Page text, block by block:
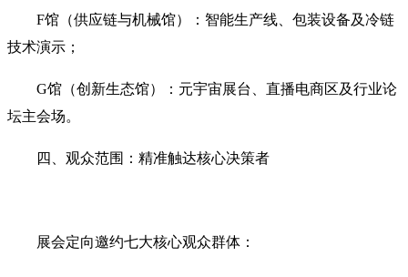
F馆（供应链与机械馆）‌：智能生产线、包装设备及冷链
技术演示；
G馆（创新生态馆）‌：元宇宙展台、直播电商区及行业论
坛主会场。
四、观众范围：精准触达核心决策者‌
展会定向邀约‌七大核心观众群体‌：